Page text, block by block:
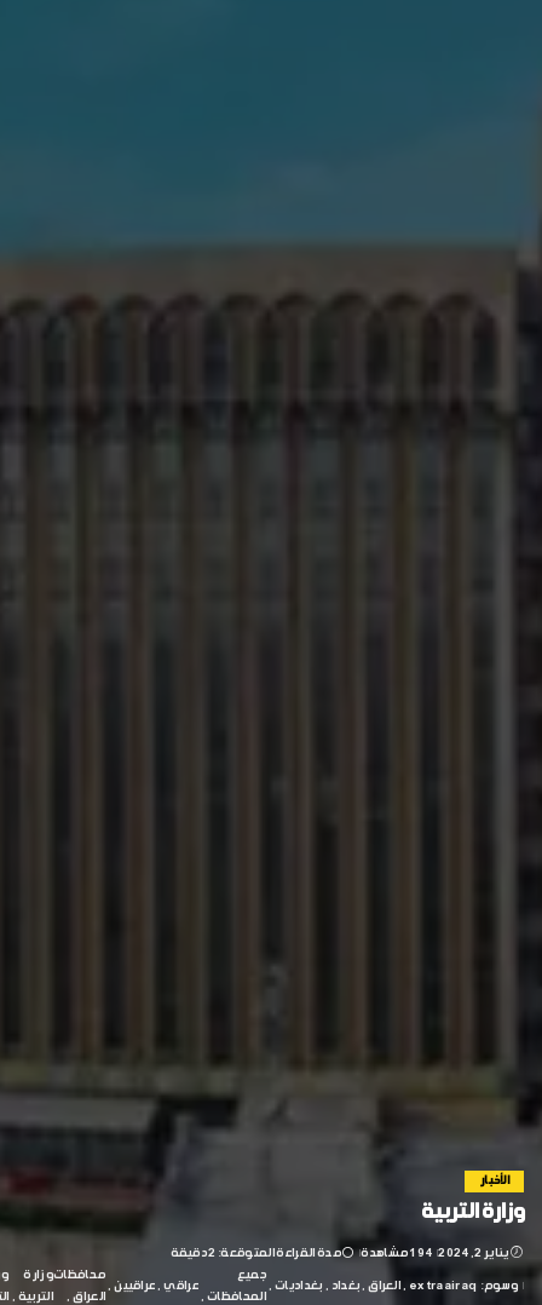
الأخبار
وزارة التربية
يناير 2, 2024 194 مشاهدة مدة القراءة المتوقعة: 2 دقيقة
وسوم: extraairaq العراق بغداد بغداديات
جميع
المحافظات
عراقي عراقيين
محافظات
العراق
وزارة
التربية